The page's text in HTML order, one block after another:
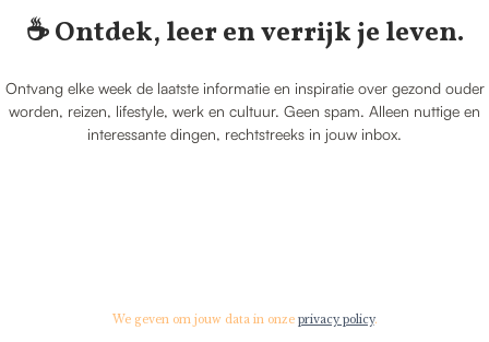
☕️ Ontdek, leer en verrijk je leven.
Ontvang elke week de laatste informatie en inspiratie over gezond ouder
worden, reizen, lifestyle, werk en cultuur. Geen spam. Alleen nuttige en
interessante dingen, rechtstreeks in jouw inbox.
We geven om jouw data in onze privacy policy.